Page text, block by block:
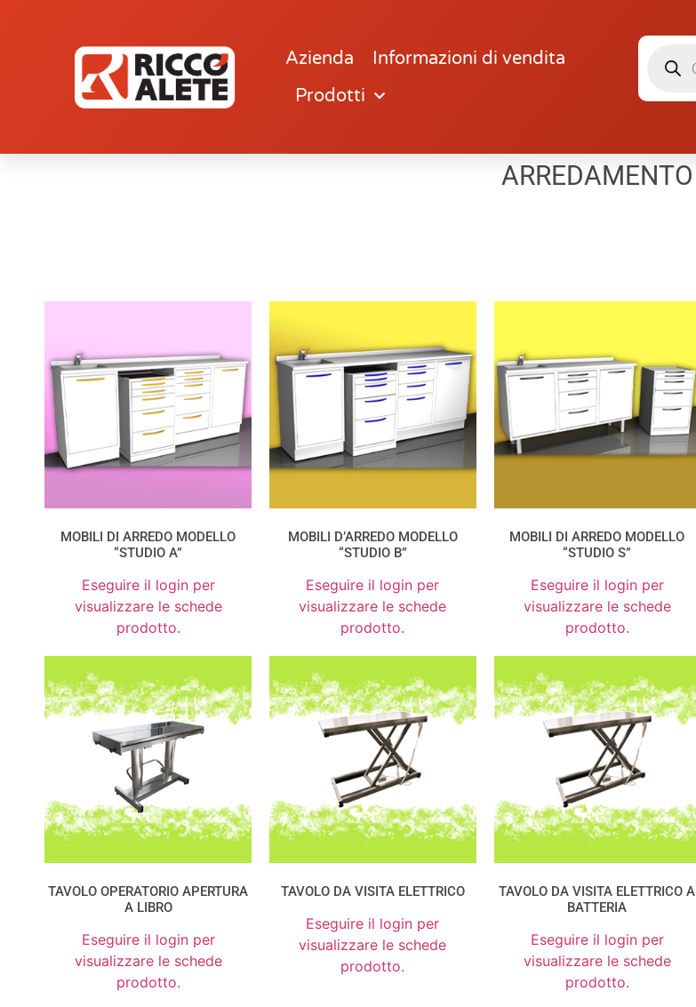
Azienda
Informazioni di vendita
Prodotti
ARREDAMENTO
MOBILI DI ARREDO MODELLO
“STUDIO A”
Eseguire il login per
visualizzare le schede
prodotto.
MOBILI D’ARREDO MODELLO
“STUDIO B”
Eseguire il login per
visualizzare le schede
prodotto.
MOBILI DI ARREDO MODELLO
“STUDIO S”
Eseguire il login per
visualizzare le schede
prodotto.
TAVOLO OPERATORIO APERTURA
A LIBRO
Eseguire il login per
visualizzare le schede
prodotto.
TAVOLO DA VISITA ELETTRICO
Eseguire il login per
visualizzare le schede
prodotto.
TAVOLO DA VISITA ELETTRICO A
BATTERIA
Eseguire il login per
visualizzare le schede
prodotto.